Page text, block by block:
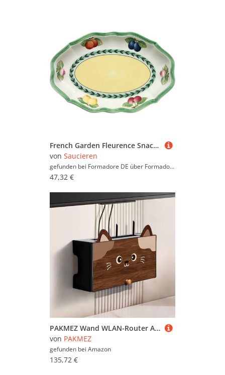
French Garden Fleurence Snack-Teller oder Untertasse für Sauciere
von Saucieren
gefunden bei Formadore DE über Formadore
47,32 €
PAKMEZ Wand WLAN-Router Aufbewahrungsbox, TV Kabel Verstecken, unsichtbare ausgehö, Etagere Pour Decodeur, Kleine WLAN-Boxen für zu Hause, Kabel Management Box(Brown3,70 * 12 * 20cm/27 * 4 * 7in)
von PAKMEZ
gefunden bei Amazon
135,72 €